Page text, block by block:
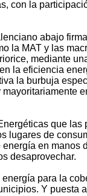
con la
abajo
la MAT y las
mediante
la eficiencia
la burbuja
que
de
en
desaprovechar.
para la
Y